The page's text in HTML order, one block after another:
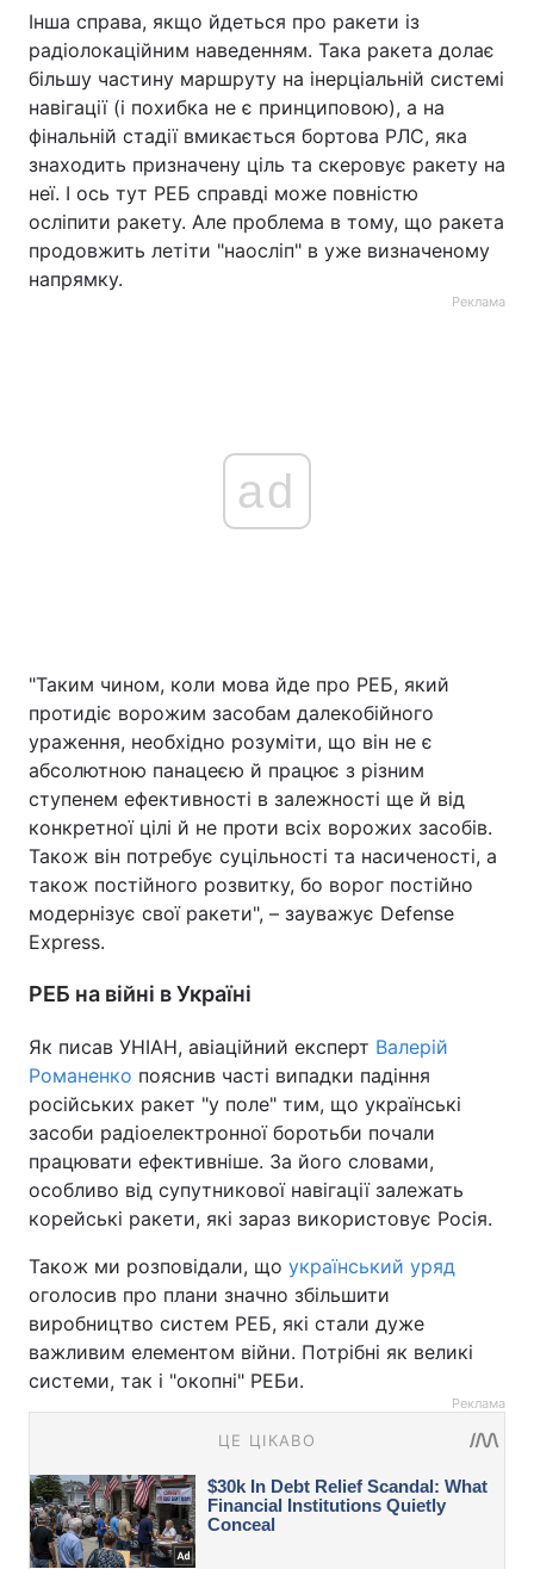
Інша справа, якщо йдеться про ракети із
радіолокаційним наведенням. Така ракета долає
більшу частину маршруту на інерціальній системі
навігації (і похибка не є принциповою), а на
фінальній стадії вмикається бортова РЛС, яка
знаходить призначену ціль та скеровує ракету на
неї. І ось тут РЕБ справді може повністю
осліпити ракету. Але проблема в тому, що ракета
продовжить летіти "наосліп" в уже визначеному
напрямку.
Реклама
ad
"Таким чином, коли мова йде про РЕБ, який
протидіє ворожим засобам далекобійного
ураження, необхідно розуміти, що він не є
абсолютною панацеєю й працює з різним
ступенем ефективності в залежності ще й від
конкретної цілі й не проти всіх ворожих засобів.
Також він потребує суцільності та насиченості, а
також постійного розвитку, бо ворог постійно
модернізує свої ракети", – зауважує Defense
Express.
РЕБ на війні в Україні
Як писав УНІАН, авіаційний експерт Валерій
Романенко пояснив часті випадки падіння
російських ракет "у поле" тим, що українські
засоби радіоелектронної боротьби почали
працювати ефективніше. За його словами,
особливо від супутникової навігації залежать
корейські ракети, які зараз використовує Росія.
Також ми розповідали, що український уряд
оголосив про плани значно збільшити
виробництво систем РЕБ, які стали дуже
важливим елементом війни. Потрібні як великі
системи, так і "окопні" РЕБи.
Реклама